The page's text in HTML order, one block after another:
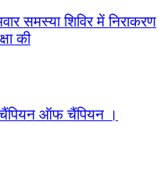
समस्या शिविर में निराकरण
की
चैंपियन ऑफ चैंपियन ।